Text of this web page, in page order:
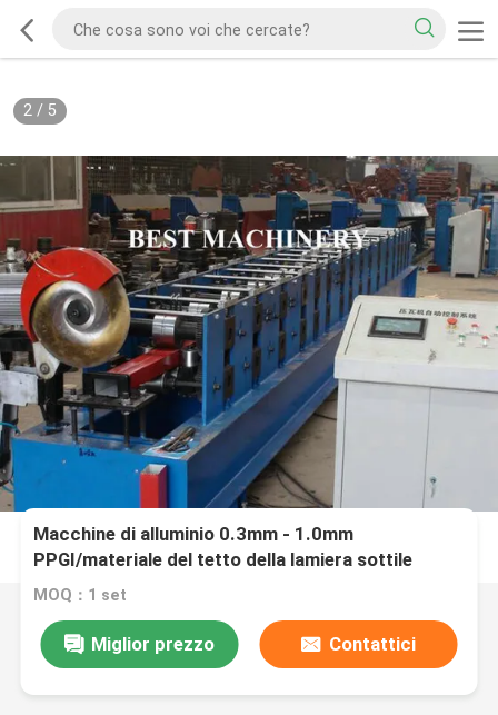
2/ 5
Macchine di alluminio 0.3mm - 1.0mm
PPGI/materiale del tetto della lamiera sottile
dell'acqua piovana di GI
MOQ：1 set
Miglior prezzo Contattici